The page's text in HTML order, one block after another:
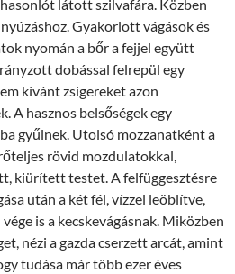
látott szilvafára. Közben
Gyakorlott vágások és
nyomán a bőr a fejjel együtt
dobással felrepül egy
kívánt zsigereket azon
A hasznos belsőségek egy
gyűlnek. Utolsó mozzanatként a
rövid mozdulatokkal,
kiürített testet. A felfüggesztésre
után a két fél, vízzel leöblítve,
is a kecskevágásnak. Miközben
nézi a gazda cserzett arcát, amint
tudása már több ezer éves